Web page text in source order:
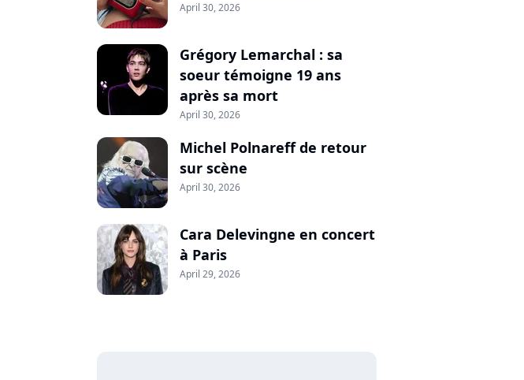
April 30, 2026
Grégory Lemarchal : sa
soeur témoigne 19 ans
après sa mort
April 30, 2026
Michel Polnareff de retour
sur scène
April 30, 2026
Cara Delevingne en concert
à Paris
April 29, 2026